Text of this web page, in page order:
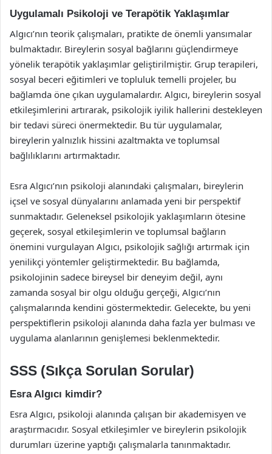
Uygulamalı Psikoloji ve Terapötik Yaklaşımlar
Algıcı’nın teorik çalışmaları, pratikte de önemli yansımalar
bulmaktadır. Bireylerin sosyal bağlarını güçlendirmeye
yönelik terapötik yaklaşımlar geliştirilmiştir. Grup terapileri,
sosyal beceri eğitimleri ve topluluk temelli projeler, bu
bağlamda öne çıkan uygulamalardır. Algıcı, bireylerin sosyal
etkileşimlerini artırarak, psikolojik iyilik hallerini destekleyen
bir tedavi süreci önermektedir. Bu tür uygulamalar,
bireylerin yalnızlık hissini azaltmakta ve toplumsal
bağlılıklarını artırmaktadır.
Esra Algıcı’nın psikoloji alanındaki çalışmaları, bireylerin
içsel ve sosyal dünyalarını anlamada yeni bir perspektif
sunmaktadır. Geleneksel psikolojik yaklaşımların ötesine
geçerek, sosyal etkileşimlerin ve toplumsal bağların
önemini vurgulayan Algıcı, psikolojik sağlığı artırmak için
yenilikçi yöntemler geliştirmektedir. Bu bağlamda,
psikolojinin sadece bireysel bir deneyim değil, aynı
zamanda sosyal bir olgu olduğu gerçeği, Algıcı’nın
çalışmalarında kendini göstermektedir. Gelecekte, bu yeni
perspektiflerin psikoloji alanında daha fazla yer bulması ve
uygulama alanlarının genişlemesi beklenmektedir.
SSS (Sıkça Sorulan Sorular)
Esra Algıcı kimdir?
Esra Algıcı, psikoloji alanında çalışan bir akademisyen ve
araştırmacıdır. Sosyal etkileşimler ve bireylerin psikolojik
durumları üzerine yaptığı çalışmalarla tanınmaktadır.